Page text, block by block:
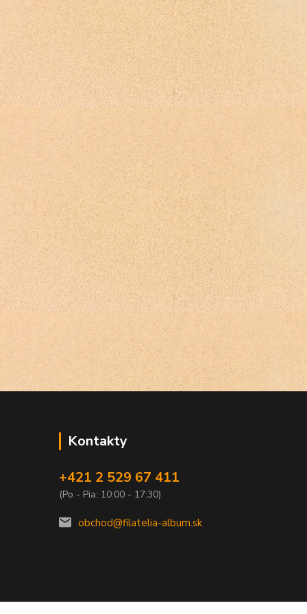
Kontakty
+421 2 529 67 411
(Po - Pia: 10:00 - 17:30)
obchod@filatelia-album.sk